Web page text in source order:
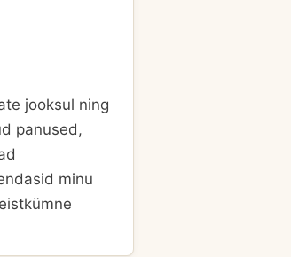
jooksul ning
panused,
minu